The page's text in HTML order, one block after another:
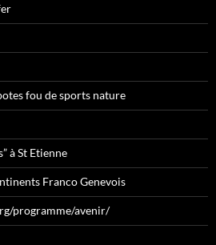
fou de sports nature
à St Etienne
Franco Genevois
programme/avenir/